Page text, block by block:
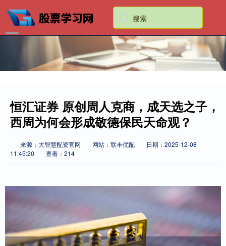
恒汇证券 原创周人克商，成天选之子，
西周为何会形成敬德保民天命观？
来源：大智慧配资官网 网站：联丰优配
日期：2025-12-08
11:45:20
查看：214